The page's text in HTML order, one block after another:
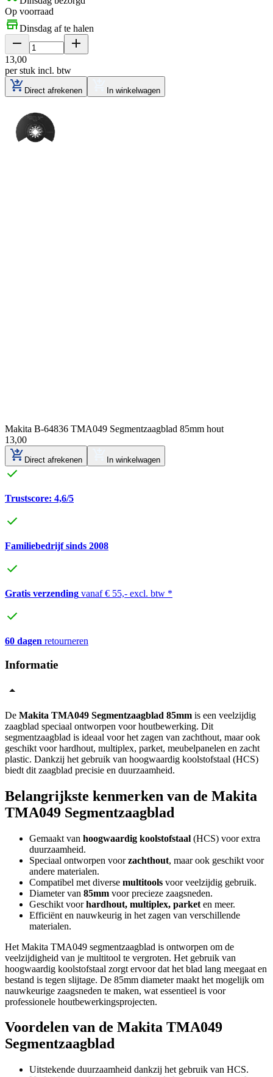
Op voorraad
Dinsdag af te halen
13,00
per stuk incl. btw
Direct afrekenen In winkelwagen
Makita B-64836 TMA049 Segmentzaagblad 85mm hout
13,00
Direct afrekenen In winkelwagen
Trustscore: 4,6/5
Familiebedrijf sinds 2008
Gratis verzending vanaf € 55,- excl. btw *
60 dagen retourneren
Informatie
De Makita TMA049 Segmentzaagblad 85mm is een veelzijdig
zaagblad speciaal ontworpen voor houtbewerking. Dit
segmentzaagblad is ideaal voor het zagen van zachthout, maar ook
geschikt voor hardhout, multiplex, parket, meubelpanelen en zacht
plastic. Dankzij het gebruik van hoogwaardig koolstofstaal (HCS)
biedt dit zaagblad precisie en duurzaamheid.
Belangrijkste kenmerken van de Makita
TMA049 Segmentzaagblad
Gemaakt van hoogwaardig koolstofstaal (HCS) voor extra
duurzaamheid.
Speciaal ontworpen voorzachthout, maar ook geschikt voor
andere materialen.
Compatibel met diverse multitools voor veelzijdig gebruik.
Diameter van 85mm voor precieze zaagsneden.
Geschikt voorhardhout, multiplex, parket en meer.
Efficiënt en nauwkeurig in het zagen van verschillende
materialen.
Het Makita TMA049 segmentzaagblad is ontworpen om de
veelzijdigheid van je multitool te vergroten. Het gebruik van
hoogwaardig koolstofstaal zorgt ervoor dat het blad lang meegaat en
bestand is tegen slijtage. De 85mm diameter maakt het mogelijk om
nauwkeurige zaagsneden te maken, wat essentieel is voor
professionele houtbewerkingsprojecten.
Voordelen van de Makita TMA049
Segmentzaagblad
Uitstekende duurzaamheid dankzij het gebruik van HCS.